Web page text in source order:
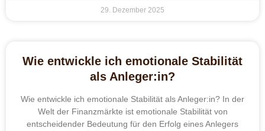
29. Dezember 2025
Wie entwickle ich emotionale Stabilität
als Anleger:in?
Wie entwickle ich emotionale Stabilität als Anleger:in? In der
Welt der Finanzmärkte ist emotionale Stabilität von
entscheidender Bedeutung für den Erfolg eines Anlegers